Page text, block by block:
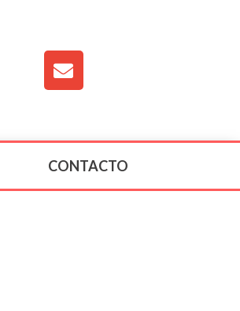
CONTACTO